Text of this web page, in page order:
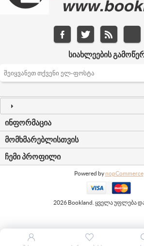
ᲡᲘᲐᲮᲚᲔᲔᲑᲘᲡ
ᲘᲜᲤᲝᲠᲛᲐᲪᲘᲐ
ᲛᲝᲛᲮᲛᲐᲠᲔᲑᲚᲘᲡᲗᲕᲘᲡ
ᲩᲔᲛᲘ ᲞᲠᲝᲤᲘᲚᲘ
Powered by nopCommerce
2026 Bookland. ყველა უფლება